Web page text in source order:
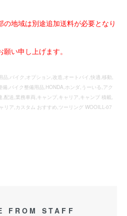
地域は別途追加送料が必要となり
い申し上げます。
,バイク,オプション,改造,オートバイ,快適,移動,
,バイク整備用品,HONDA,ホンダ,うーいる,アク
配送,業務車両,キャンプ,キャリア,キャンプ 積載,
リア,カスタム おすすめ,ツーリング WOOILL-07
FROM STAFF